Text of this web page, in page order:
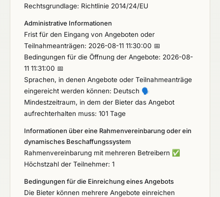
Rechtsgrundlage: Richtlinie 2014/24/EU
Administrative Informationen
Frist für den Eingang von Angeboten oder
Teilnahmeanträgen: 2026-08-11 11:30:00 📅
Bedingungen für die Öffnung der Angebote: 2026-08-
11 11:31:00 📅
Sprachen, in denen Angebote oder Teilnahmeanträge
eingereicht werden können: Deutsch 🗣️
Mindestzeitraum, in dem der Bieter das Angebot
aufrechterhalten muss: 101 Tage
Informationen über eine Rahmenvereinbarung oder ein
dynamisches Beschaffungssystem
Rahmenvereinbarung mit mehreren Betreibern ✅
Höchstzahl der Teilnehmer: 1
Bedingungen für die Einreichung eines Angebots
Die Bieter können mehrere Angebote einreichen